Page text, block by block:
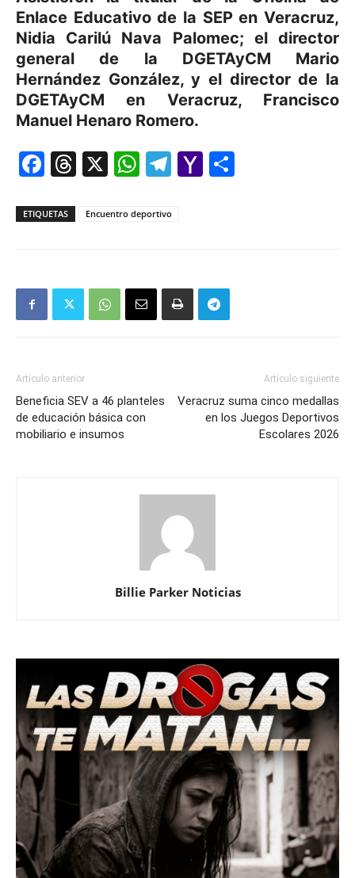
Enlace Educativo de la SEP en Veracruz,
Nidia Carilú Nava Palomec; el director
general de la DGETAyCM Mario
Hernández González, y el director de la
DGETAyCM en Veracruz, Francisco
Manuel Henaro Romero.
Facebook
Threads
X WhatsApp
Telegram
Yahoo
ETIQUETAS Encuentro deportivo
Artículo anterior
Beneficia SEV a 46 planteles
de educación básica con
mobiliario e insumos
Artículo siguiente
Veracruz suma cinco medallas
en los Juegos Deportivos
Escolares 2026
Billie Parker Noticias